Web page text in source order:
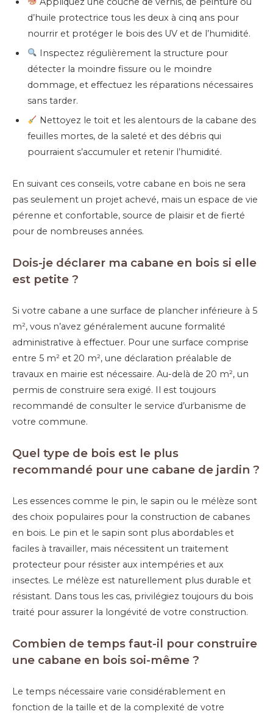
d’huile protectrice tous les deux à cinq ans pour
nourrir et protéger le bois des UV et de l’humidité.
Inspectez régulièrement la structure pour
détecter la moindre fissure ou le moindre
dommage, et effectuez les réparations nécessaires
sans tarder.
Nettoyez le toit et les alentours de la cabane des
feuilles mortes, de la saleté et des débris qui
pourraient s’accumuler et retenir l’humidité.
En suivant ces conseils, votre cabane en bois ne sera
pas seulement un projet achevé, mais un espace de vie
pérenne et confortable, source de plaisir et de fierté
pour de nombreuses années.
Dois-je déclarer ma cabane en bois si elle
est petite ?
Si votre cabane a une surface de plancher inférieure à 5
m², vous n’avez généralement aucune formalité
administrative à effectuer. Pour une surface comprise
entre 5 m² et 20 m², une déclaration préalable de
travaux en mairie est nécessaire. Au-delà de 20 m², un
permis de construire sera exigé. Il est toujours
recommandé de consulter le service d’urbanisme de
votre commune.
Quel type de bois est le plus
recommandé pour une cabane de jardin ?
Les essences comme le pin, le sapin ou le mélèze sont
des choix populaires pour la construction de cabanes
en bois. Le pin et le sapin sont plus abordables et
faciles à travailler, mais nécessitent un traitement
protecteur pour résister aux intempéries et aux
insectes. Le mélèze est naturellement plus durable et
résistant. Dans tous les cas, privilégiez toujours du bois
traité pour assurer la longévité de votre construction.
Combien de temps faut-il pour construire
une cabane en bois soi-même ?
Le temps nécessaire varie considérablement en
fonction de la taille et de la complexité de votre